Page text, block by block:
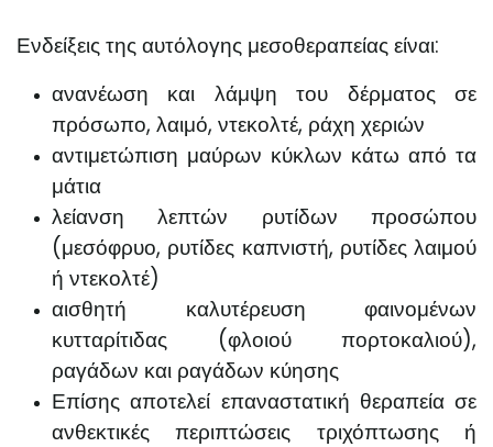
Ενδείξεις της αυτόλογης μεσοθεραπείας είναι:
ανανέωση και λάμψη του δέρματος σε
πρόσωπο, λαιμό, ντεκολτέ, ράχη χεριών
αντιμετώπιση μαύρων κύκλων κάτω από τα
μάτια
λείανση λεπτών ρυτίδων προσώπου
(μεσόφρυο, ρυτίδες καπνιστή, ρυτίδες λαιμού
ή ντεκολτέ)
αισθητή καλυτέρευση φαινομένων
κυτταρίτιδας (φλοιού πορτοκαλιού),
ραγάδων και ραγάδων κύησης
Επίσης αποτελεί επαναστατική θεραπεία σε
ανθεκτικές περιπτώσεις τριχόπτωσης ή